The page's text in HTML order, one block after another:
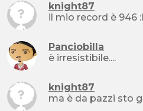
knight87
Panciobilla
è irresistibile....
knight87
ma è da pazzi sto